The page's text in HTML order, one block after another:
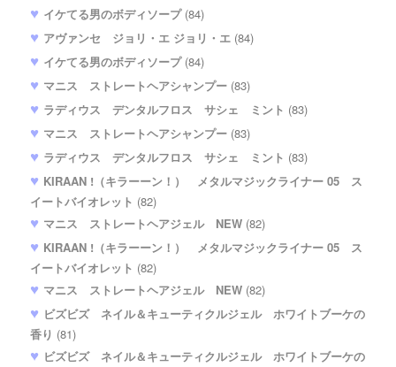
イケてる男のボディソープ(84)
アヴァンセ ジョリ・エ ジョリ・エ (84)
イケてる男のボディソープ(84)
マニス ストレートヘアシャンプー (83)
ラディウス デンタルフロス サシェ ミント (83)
マニス ストレートヘアシャンプー (83)
ラディウス デンタルフロス サシェ ミント (83)
KIRAAN !（キラーーン！） メタルマジックライナー 05 ス
イートバイオレット (82)
マニス ストレートヘアジェル NEW (82)
KIRAAN !（キラーーン！） メタルマジックライナー 05 ス
イートバイオレット (82)
マニス ストレートヘアジェル NEW (82)
ビズビズ ネイル＆キューティクルジェル ホワイトブーケの
香り (81)
ビズビズ ネイル＆キューティクルジェル ホワイトブーケの